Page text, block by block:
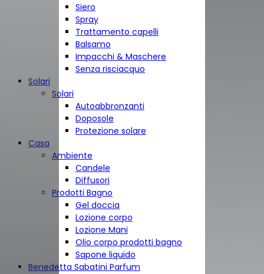
Siero
Spray
Trattamento capelli
Balsamo
Impacchi & Maschere
Senza risciacquo
Solari
Solari
Autoabbronzanti
Doposole
Protezione solare
Casa
Ambiente
Candele
Diffusori
Prodotti Bagno
Gel doccia
Lozione corpo
Lozione Mani
Olio corpo prodotti bagno
Sapone liquido
Benedetta Sabatini Parfum